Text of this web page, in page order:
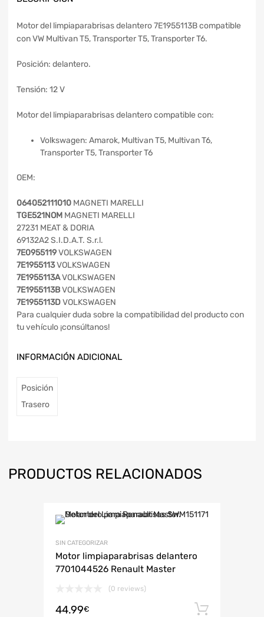
Motor del limpiaparabrisas delantero 7E1955113B compatible
con VW Multivan T5, Transporter T5, Transporter T6.
Posición: delantero.
Tensión: 12 V
Motor del limpiaparabrisas delantero compatible con:
Volkswagen: Amarok, Multivan T5, Multivan T6,
Transporter T5, Transporter T6
OEM:
064052111010 MAGNETI MARELLI
TGE521NOM MAGNETI MARELLI
27231 MEAT & DORIA
69132A2 S.I.D.A.T. S.r.l.
7E0955119VOLKSWAGEN
7E1955113VOLKSWAGEN
7E1955113AVOLKSWAGEN
7E1955113BVOLKSWAGEN
7E1955113DVOLKSWAGEN
Para cualquier duda sobre la compatibilidad del producto con
tu vehículo ¡consúltanos!
INFORMACIÓN ADICIONAL
Posición
Trasero
PRODUCTOS RELACIONADOS
SIN CATEGORIZAR
Motor limpiaparabrisas delantero
7701044526 Renault Master
(0 reviews)
44.99€